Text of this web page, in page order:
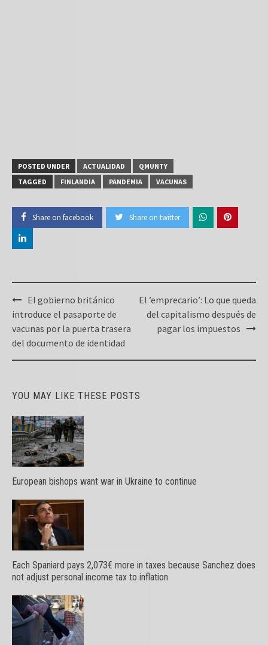
POSTED UNDER ACTUALIDAD
QMUNTY
TAGGED
FINLANDIA PANDEMIA VACUNAS
Share on facebook Share on twitter
Post
navigation
El gobierno británico
introduce el pasaporte de
vacunas por la puerta trasera
del documento de identidad
El ’emprecario’: Lo que queda
del capitalismo después de
pagar los impuestos
YOU MAY LIKE THESE POSTS
European bishops want war in Ukraine to continue
Each Spaniard pays 2,073€ more in taxes because Sanchez does
not adjust personal income tax to inflation